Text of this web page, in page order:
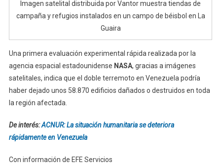
Imagen satelital distribuida por Vantor muestra tiendas de
campaña y refugios instalados en un campo de béisbol en La
Guaira
Una primera evaluación experimental rápida realizada por la
agencia espacial estadounidense NASA, gracias a imágenes
satelitales, indica que el doble terremoto en Venezuela podría
haber dejado unos 58.870 edificios dañados o destruidos en toda
la región afectada.
De interés:ACNUR: La situación humanitaria se deteriora
rápidamente en Venezuela
Con información de EFE Servicios